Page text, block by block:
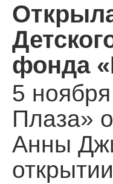
фонда
5
Плаза»
Анны